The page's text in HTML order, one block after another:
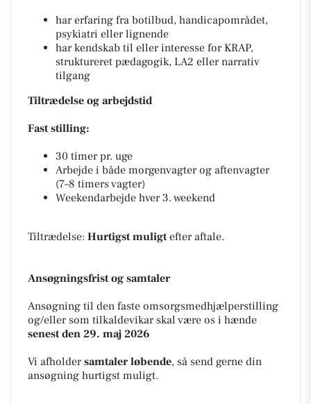
har erfaring fra botilbud, handicapområdet,
psykiatri eller lignende
har kendskab til eller interesse for KRAP,
struktureret pædagogik, LA2 eller narrativ
tilgang
Tiltrædelse og arbejdstid
Fast stilling:
30 timer pr. uge
Arbejde i både morgenvagter og aftenvagter
(7–8 timers vagter)
Weekendarbejde hver 3. weekend
Tiltrædelse: Hurtigst muligtefter aftale.
Ansøgningsfrist og samtaler
Ansøgning til den faste omsorgsmedhjælperstilling
og/eller som tilkaldevikar skal være os i hænde
senest den 29. maj 2026
Vi afholdersamtaler løbende, så send gerne din
ansøgning hurtigst muligt.